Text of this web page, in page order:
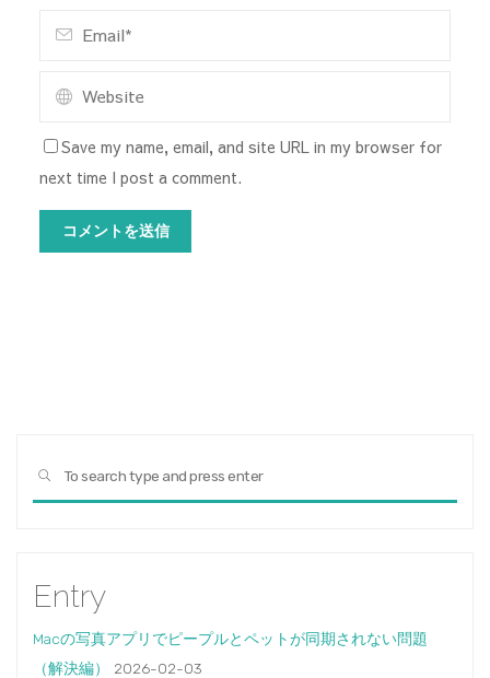
Save my name, email, and site URL in my browser for
next time I post a comment.
SEARCH
Entry
Macの写真アプリでピープルとペットが同期されない問題
（解決編）
2026-02-03